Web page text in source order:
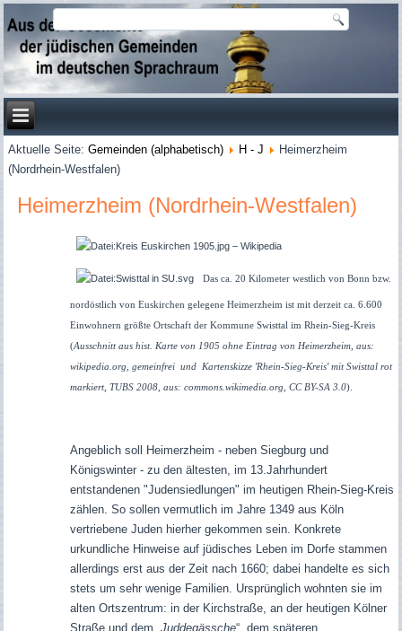
Aktuelle Seite:Gemeinden (alphabetisch) H - J
Heimerzheim
(Nordrhein-Westfalen)
Heimerzheim (Nordrhein-Westfalen)
Das ca. 20 Kilometer westlich von Bonn bzw.
nordöstlich von Euskirchen gelegene Heimerzheim ist mit derzeit ca. 6.600
Einwohnern größte Ortschaft der Kommune Swisttal im Rhein-Sieg-Kreis
(Ausschnitt aus hist. Karte von 1905 ohne Eintrag von Heimerzheim, aus:
wikipedia.org, gemeinfrei und Kartenskizze 'Rhein-Sieg-Kreis' mit Swisttal rot
markiert, TUBS 2008, aus: commons.wikimedia.org, CC BY-SA 3.0).
Angeblich soll Heimerzheim - neben Siegburg und
Königswinter - zu den ältesten, im 13.Jahrhundert
entstandenen "Judensiedlungen" im heutigen Rhein-Sieg-Kreis
zählen. So sollen vermutlich im Jahre 1349 aus Köln
vertriebene Juden hierher gekommen sein. Konkrete
urkundliche Hinweise auf jüdisches Leben im Dorfe stammen
allerdings erst aus der Zeit nach 1660; dabei handelte es sich
stets um sehr wenige Familien. Ursprünglich wohnten sie im
alten Ortszentrum: in der Kirchstraße, an der heutigen Kölner
Straße und dem „ Juddegässche“, dem späteren